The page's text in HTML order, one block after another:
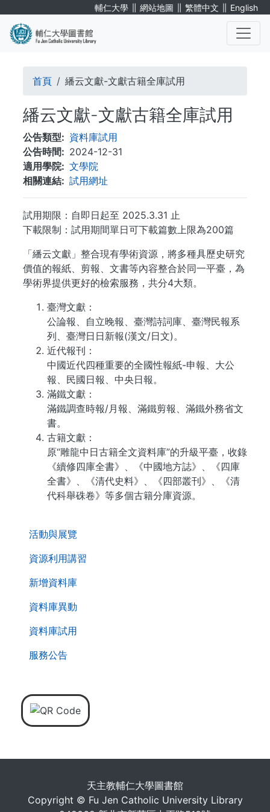
輔仁大學 ∥ 網站地圖 ∥ 繁體中文 ∥ English
活動與展覽
資源利用講習
新增資料庫
資料庫異動
資料庫試用
服務公告
導
連
結
首頁 繙云文獻-文獻古籍全庫試用
繙云文獻-文獻古籍全庫試用
公告類型
資料庫試用
公告時間
2024-12-31
適用學院
文學院
相關連結
試用網址
試用期限：自即日起至 2025.3.31 止
下載限制：試用期間單日可下載篇數上限為200篇
「繙云文獻」整合現有學術資源，將多種具歷史研究
價值的報紙、剪報、文書等內容整合於同一平臺，為
學術界提供更好的檢索服務，共分4大類。
臺灣文獻：
公論報、自立晚報、臺灣詩詞庫、臺灣民報系
列、臺灣日日新報(漢文/日文)。
近代報刊：
中國近代四種重要的全國性報紙-申報、大公
報、民國日報、中央日報。
滿鐵文獻：
滿鐵調查時報/月報、滿鐵剪報、滿鐵外務省文
書。
古籍文獻：
原“雕龍中日古籍全文資料庫”的升級平臺，收錄
《續修四庫全書》、《中國地方誌》、《四庫
全書》、《清代史料》、《四部叢刊》、《清
代科舉硃卷》等多個古籍分庫資源。
天主教輔仁大學圖書館
Copyright © Fu Jen Catholic University Library